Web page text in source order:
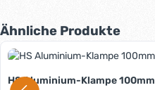
Produktgalerie überspringen
Ähnliche Produkte
HS Aluminium-Klampe 100mm